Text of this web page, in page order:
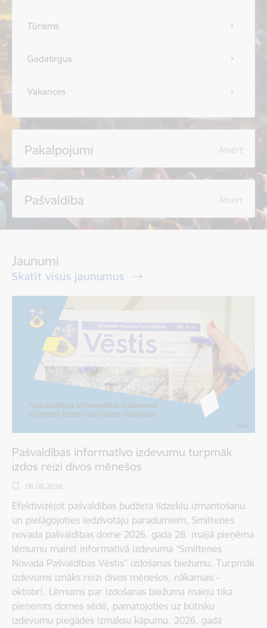
Tūrisms
Gadatirgus
Vakances
Pakalpojumi Atvērt
Pašvaldība Atvērt
Jaunumi
Skatīt visus jaunumus
Pašvaldības informatīvo izdevumu turpmāk
izdos reizi divos mēnešos
06.08.2026.
Efektivizējot pašvaldības budžeta līdzekļu izmantošanu
un pielāgojoties iedzīvotāju paradumiem, Smiltenes
novada pašvaldības dome 2026. gada 28. maijā pieņēma
lēmumu mainīt informatīvā izdevuma “Smiltenes
Novada Pašvaldības Vēstis” izdošanas biežumu. Turpmāk
izdevums iznāks reizi divos mēnešos, nākamais -
oktobrī. Lēmums par izdošanas biežuma maiņu tika
pieņemts domes sēdē, pamatojoties uz būtisku
izdevumu piegādes izmaksu kāpumu. 2026. gadā